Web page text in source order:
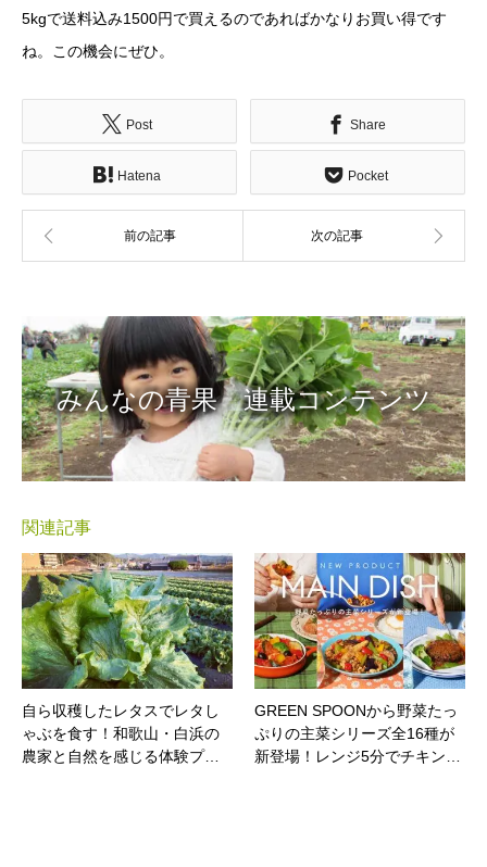
5kgで送料込み1500円で買えるのであればかなりお買い得です
ね。この機会にぜひ。
Post Share
Hatena Pocket
みんなの青果 連載コンテンツ
関連記事
自ら収穫したレタスでレタし
ゃぶを食す！和歌山・白浜の
農家と自然を感じる体験プ…
GREEN SPOONから野菜たっ
ぷりの主菜シリーズ全16種が
新登場！レンジ5分でチキン…